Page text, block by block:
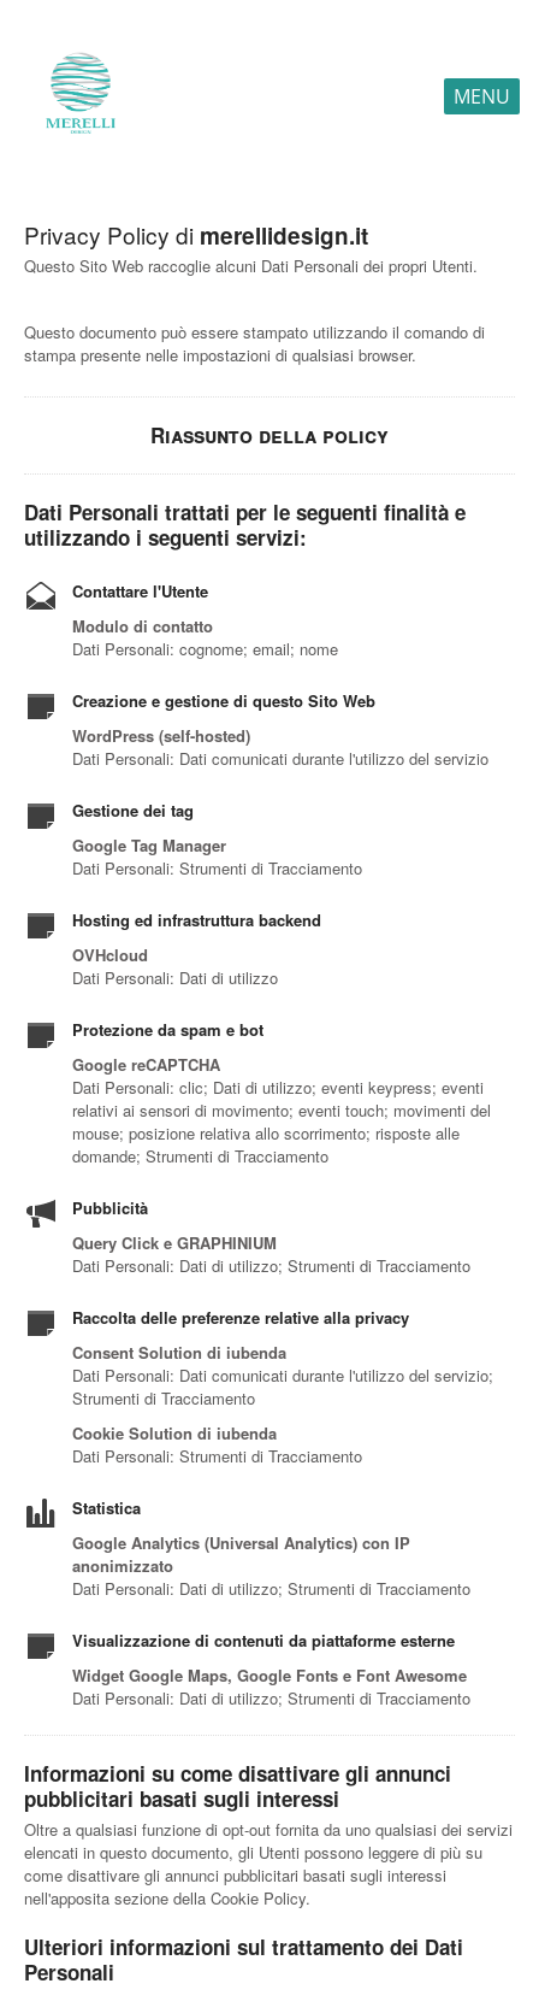
MENU
Privacy Policy di merellidesign.it
Questo Sito Web raccoglie alcuni Dati Personali dei propri Utenti.
Questo documento può essere stampato utilizzando il comando di
stampa presente nelle impostazioni di qualsiasi browser.
Riassunto della policy
Dati Personali trattati per le seguenti finalità e
utilizzando i seguenti servizi:
Contattare l'Utente
Modulo di contatto
Dati Personali: cognome; email; nome
Creazione e gestione di questo Sito Web
WordPress (self-hosted)
Dati Personali: Dati comunicati durante l'utilizzo del servizio
Gestione dei tag
Google Tag Manager
Dati Personali: Strumenti di Tracciamento
Hosting ed infrastruttura backend
OVHcloud
Dati Personali: Dati di utilizzo
Protezione da spam e bot
Google reCAPTCHA
Dati Personali: clic; Dati di utilizzo; eventi keypress; eventi
relativi ai sensori di movimento; eventi touch; movimenti del
mouse; posizione relativa allo scorrimento; risposte alle
domande; Strumenti di Tracciamento
Pubblicità
Query Click e GRAPHINIUM
Dati Personali: Dati di utilizzo; Strumenti di Tracciamento
Raccolta delle preferenze relative alla privacy
Consent Solution di iubenda
Dati Personali: Dati comunicati durante l'utilizzo del servizio;
Strumenti di Tracciamento
Cookie Solution di iubenda
Dati Personali: Strumenti di Tracciamento
Statistica
Google Analytics (Universal Analytics) con IP
anonimizzato
Dati Personali: Dati di utilizzo; Strumenti di Tracciamento
Visualizzazione di contenuti da piattaforme esterne
Widget Google Maps, Google Fonts e Font Awesome
Dati Personali: Dati di utilizzo; Strumenti di Tracciamento
Informazioni su come disattivare gli annunci
pubblicitari basati sugli interessi
Oltre a qualsiasi funzione di opt-out fornita da uno qualsiasi dei servizi
elencati in questo documento, gli Utenti possono leggere di più su
come disattivare gli annunci pubblicitari basati sugli interessi
nell'apposita sezione della Cookie Policy.
Ulteriori informazioni sul trattamento dei Dati
Personali